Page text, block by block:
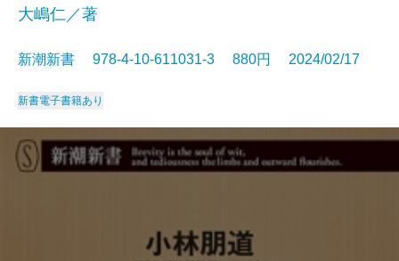
大嶋仁／著
新潮新書 978-4-10-611031-3 880円 2024/02/17
新書電子書籍あり